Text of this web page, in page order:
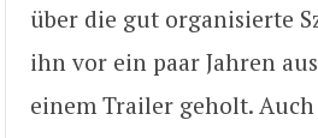
über die gut organisierte
ihn vor ein paar Jahren
einem Trailer geholt. Auch